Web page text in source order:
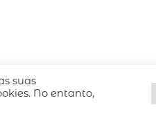
suas
No entanto,